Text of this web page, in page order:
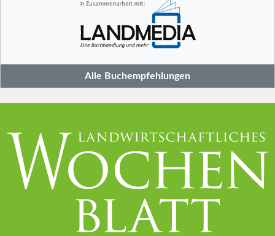
Alle Buchempfehlungen